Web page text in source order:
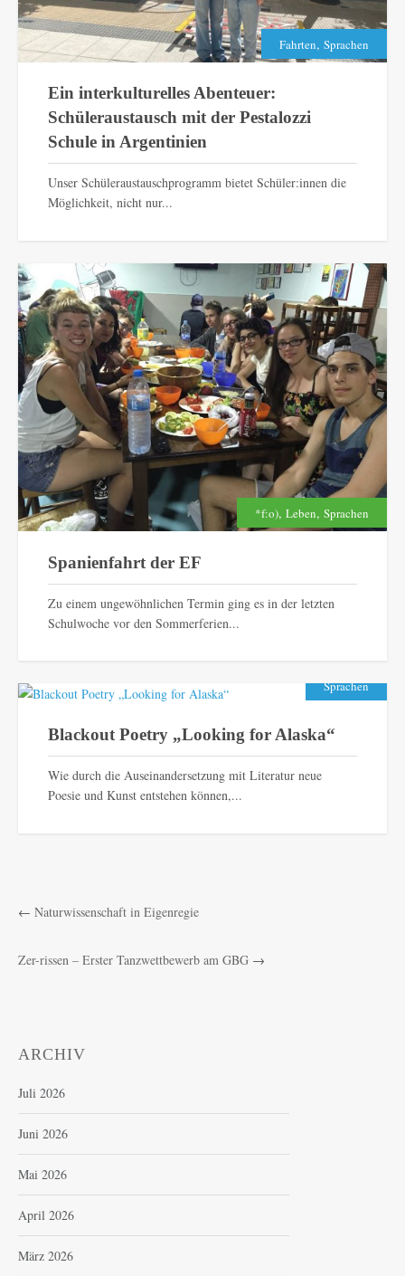
Fahrten, Sprachen
Ein interkulturelles Abenteuer:
Schüleraustausch mit der Pestalozzi
Schule in Argentinien
Unser Schüleraustauschprogramm bietet Schüler:innen die
Möglichkeit, nicht nur...
*f:o), Leben, Sprachen
Spanienfahrt der EF
Zu einem ungewöhnlichen Termin ging es in der letzten
Schulwoche vor den Sommerferien...
Sprachen
Blackout Poetry „Looking for Alaska“
Wie durch die Auseinandersetzung mit Literatur neue
Poesie und Kunst entstehen können,...
← Naturwissenschaft in Eigenregie
Zer-rissen – Erster Tanzwettbewerb am GBG →
ARCHIV
Juli 2026
Juni 2026
Mai 2026
April 2026
März 2026